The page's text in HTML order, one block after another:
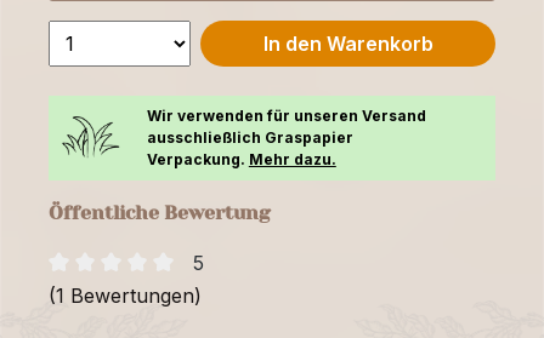
In den Warenkorb
Wir verwenden für unseren Versand
ausschließlich Graspapier
Verpackung. Mehr dazu.
Öffentliche Bewertung
5
(1 Bewertungen)